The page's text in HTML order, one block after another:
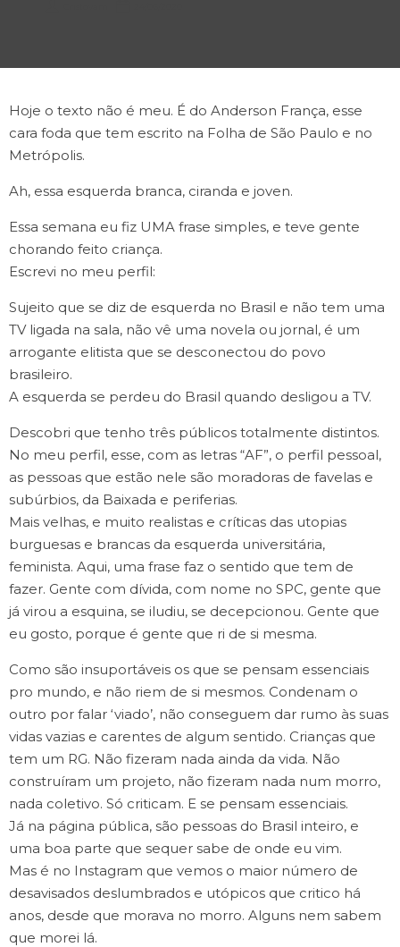
Hoje o texto não é meu. É do Anderson França, esse
cara foda que tem escrito na Folha de São Paulo e no
Metrópolis.
Ah, essa esquerda branca, ciranda e joven.
Essa semana eu fiz UMA frase simples, e teve gente
chorando feito criança.
Escrevi no meu perfil:
Sujeito que se diz de esquerda no Brasil e não tem uma
TV ligada na sala, não vê uma novela ou jornal, é um
arrogante elitista que se desconectou do povo
brasileiro.
A esquerda se perdeu do Brasil quando desligou a TV.
Descobri que tenho três públicos totalmente distintos.
No meu perfil, esse, com as letras “AF”, o perfil pessoal,
as pessoas que estão nele são moradoras de favelas e
subúrbios, da Baixada e periferias.
Mais velhas, e muito realistas e críticas das utopias
burguesas e brancas da esquerda universitária,
feminista. Aqui, uma frase faz o sentido que tem de
fazer. Gente com dívida, com nome no SPC, gente que
já virou a esquina, se iludiu, se decepcionou. Gente que
eu gosto, porque é gente que ri de si mesma.
Como são insuportáveis os que se pensam essenciais
pro mundo, e não riem de si mesmos. Condenam o
outro por falar ‘viado’, não conseguem dar rumo às suas
vidas vazias e carentes de algum sentido. Crianças que
tem um RG. Não fizeram nada ainda da vida. Não
construíram um projeto, não fizeram nada num morro,
nada coletivo. Só criticam. E se pensam essenciais.
Já na página pública, são pessoas do Brasil inteiro, e
uma boa parte que sequer sabe de onde eu vim.
Mas é no Instagram que vemos o maior número de
desavisados deslumbrados e utópicos que critico há
anos, desde que morava no morro. Alguns nem sabem
que morei lá.